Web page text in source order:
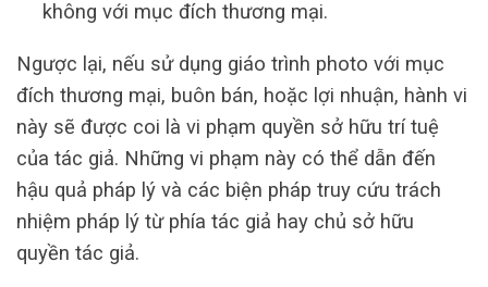
không với mục đích thương mại.
Ngược lại, nếu sử dụng giáo trình photo với mục
đích thương mại, buôn bán, hoặc lợi nhuận, hành vi
này sẽ được coi là vi phạm quyền sở hữu trí tuệ
của tác giả. Những vi phạm này có thể dẫn đến
hậu quả pháp lý và các biện pháp truy cứu trách
nhiệm pháp lý từ phía tác giả hay chủ sở hữu
quyền tác giả.